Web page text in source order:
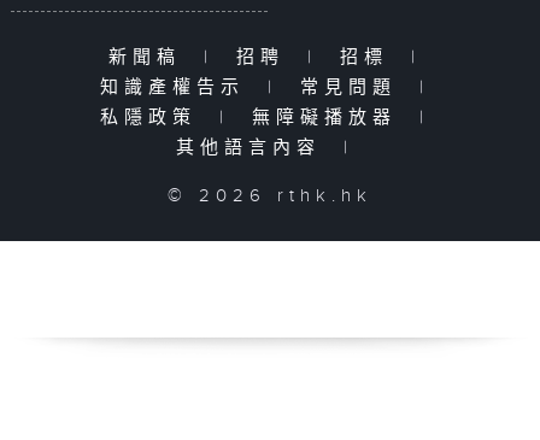
新聞稿 | 招聘 | 招標
|
知識產權告示
| 常見問題
|
私隱政策
| 無障礙播放器
|
其他語言內容
|
© 2026 rthk.hk